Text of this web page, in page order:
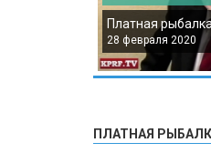
Платная
28 февраля 2020
ПЛАТНАЯ